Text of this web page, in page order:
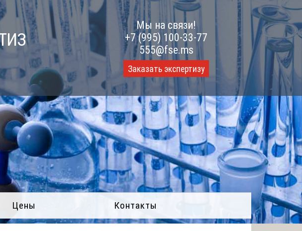
Мы на связи!
+7 (995) 100-33-77
555@fse.ms
Заказать экспертизу
Цены Контакты